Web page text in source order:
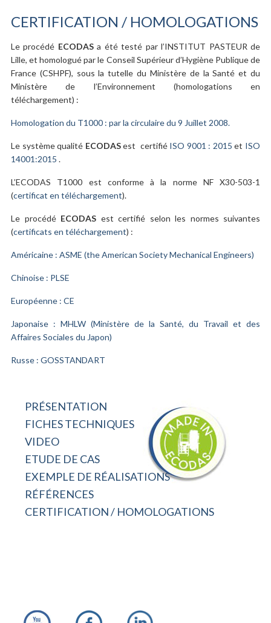
CERTIFICATION / HOMOLOGATIONS
Le procédé ECODASa été testé par l’INSTITUT PASTEUR de
Lille, et homologué par le Conseil Supérieur d’Hygiène Publique de
France (CSHPF), sous la tutelle du Ministère de la Santé et du
Ministère de l’Environnement (homologations en
téléchargement) :
Homologation du T1000 : par la circulaire du 9 Juillet 2008.
Le système qualité ECODASest certifié ISO 9001 : 2015 et ISO
14001:2015 .
L’ECODAS T1000 est conforme à la norme NF X30-503-1
(certificat en téléchargement).
Le procédé ECODAS est certifié selon les normes suivantes
(certificats en téléchargement) :
Américaine : ASME (the American Society Mechanical Engineers)
Chinoise : PLSE
Européenne : CE
Japonaise : MHLW (Ministère de la Santé, du Travail et des
Affaires Sociales du Japon)
Russe : GOSSTANDART
PRÉSENTATION
FICHES TECHNIQUES
VIDEO
ETUDE DE CAS
EXEMPLE DE RÉALISATIONS
RÉFÉRENCES
CERTIFICATION / HOMOLOGATIONS